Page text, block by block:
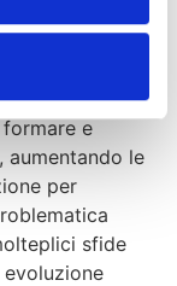
e
aumentando le
per
sfide